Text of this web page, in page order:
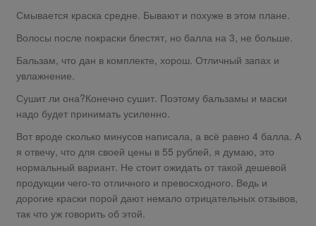
Смывается краска средне. Бывают и похуже в этом плане.
Волосы после покраски блестят, но балла на 3, не больше.
Бальзам, что дан в комплекте, хорош. Отличный запах и
увлажнение.
Сушит ли она?Конечно сушит. Поэтому бальзамы и маски
надо будет принимать усиленно.
Вот вроде сколько минусов написала, а всё равно 4 балла. А
я отвечу, что для своей цены в 55 рублей, я думаю, это
нормальный вариант. Не стоит ожидать от такой дешевой
продукции чего-то отличного и превосходного. Ведь и
дорогие краски порой дают немало отрицательных отзывов,
так что уж говорить об этой.